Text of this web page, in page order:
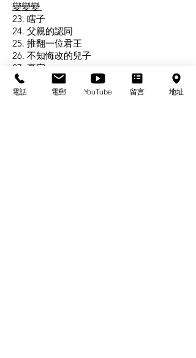
變變變
23. 瞎子
24. 父親的認同
25. 推翻一位君王
26. 不知悔改的兒子
27. 豪宅
28. 道歉無效
29. 最後晚餐
電話 電郵 YouTube 留言 地址